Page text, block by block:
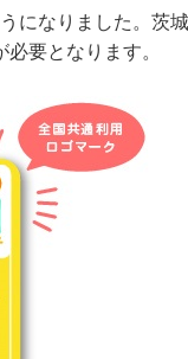
になりました。茨
要となります。